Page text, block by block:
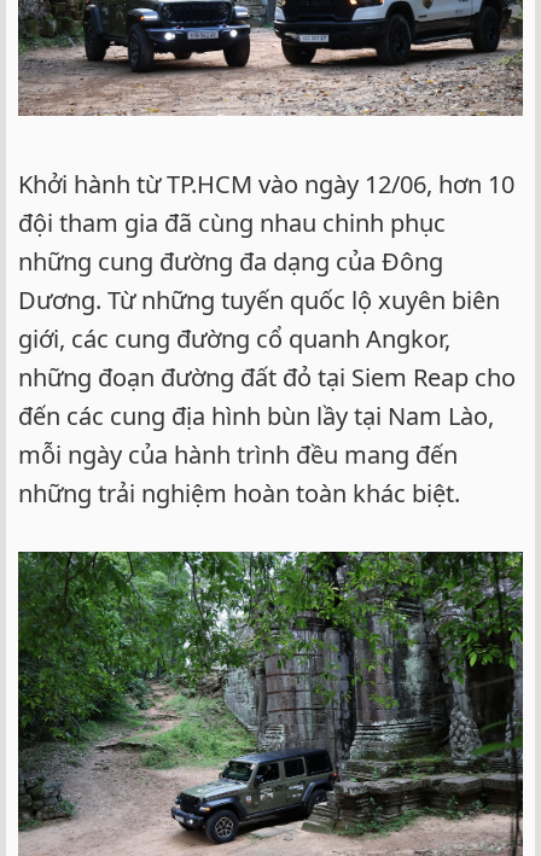
Khởi hành từ TP.HCM vào ngày 12/06, hơn 10
đội tham gia đã cùng nhau chinh phục
những cung đường đa dạng của Đông
Dương. Từ những tuyến quốc lộ xuyên biên
giới, các cung đường cổ quanh Angkor,
những đoạn đường đất đỏ tại Siem Reap cho
đến các cung địa hình bùn lầy tại Nam Lào,
mỗi ngày của hành trình đều mang đến
những trải nghiệm hoàn toàn khác biệt.